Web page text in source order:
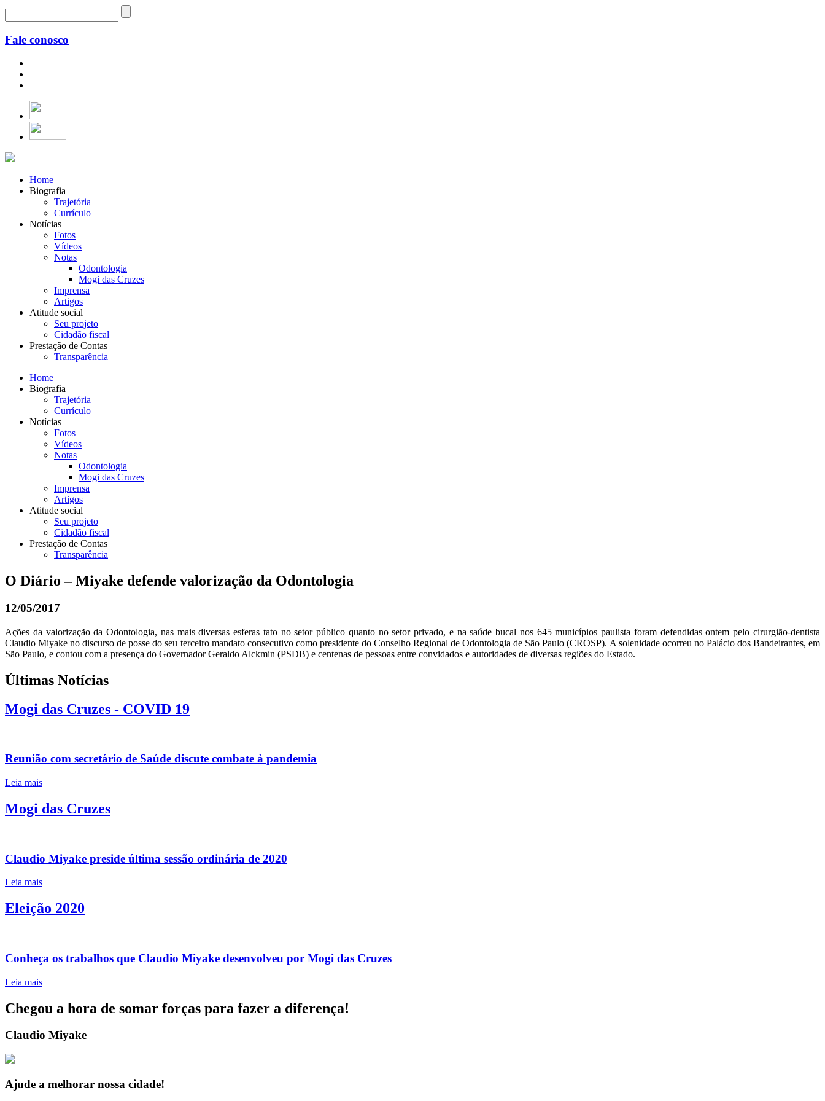
Fale conosco
Home
Biografia
Trajetória
Currículo
Notícias
Fotos
Vídeos
Notas
Odontologia
Mogi das Cruzes
Imprensa
Artigos
Atitude social
Seu projeto
Cidadão fiscal
Prestação de Contas
Transparência
Home
Biografia
Trajetória
Currículo
Notícias
Fotos
Vídeos
Notas
Odontologia
Mogi das Cruzes
Imprensa
Artigos
Atitude social
Seu projeto
Cidadão fiscal
Prestação de Contas
Transparência
O Diário – Miyake defende valorização da Odontologia
12/05/2017
Ações da valorização da Odontologia, nas mais diversas esferas tato no setor público quanto no setor privado, e na saúde bucal nos 645 municípios paulista foram defendidas ontem pelo cirurgião-dentista
Claudio Miyake no discurso de posse do seu terceiro mandato consecutivo como presidente do Conselho Regional de Odontologia de São Paulo (CROSP). A solenidade ocorreu no Palácio dos Bandeirantes, em
São Paulo, e contou com a presença do Governador Geraldo Alckmin (PSDB) e centenas de pessoas entre convidados e autoridades de diversas regiões do Estado.
Últimas Notícias
Mogi das Cruzes - COVID 19
Reunião com secretário de Saúde discute combate à pandemia
Leia mais
Mogi das Cruzes
Claudio Miyake preside última sessão ordinária de 2020
Leia mais
Eleição 2020
Conheça os trabalhos que Claudio Miyake desenvolveu por Mogi das Cruzes
Leia mais
Chegou a hora de somar forças para fazer a diferença!
Claudio Miyake
Ajude a melhorar nossa cidade!